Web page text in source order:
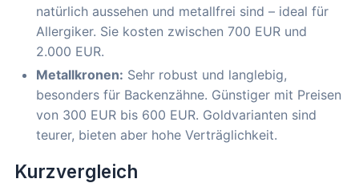
natürlich aussehen und metallfrei sind – ideal für
Allergiker. Sie kosten zwischen 700 EUR und
2.000 EUR.
Metallkronen: Sehr robust und langlebig,
besonders für Backenzähne. Günstiger mit Preisen
von 300 EUR bis 600 EUR. Goldvarianten sind
teurer, bieten aber hohe Verträglichkeit.
Kurzvergleich